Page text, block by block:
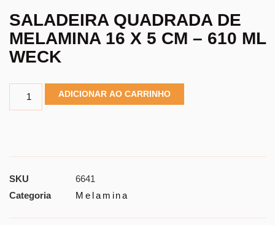
SALADEIRA QUADRADA DE
MELAMINA 16 X 5 CM – 610 ML
WECK
ADICIONAR AO CARRINHO
SKU
6641
Categoria
Melamina